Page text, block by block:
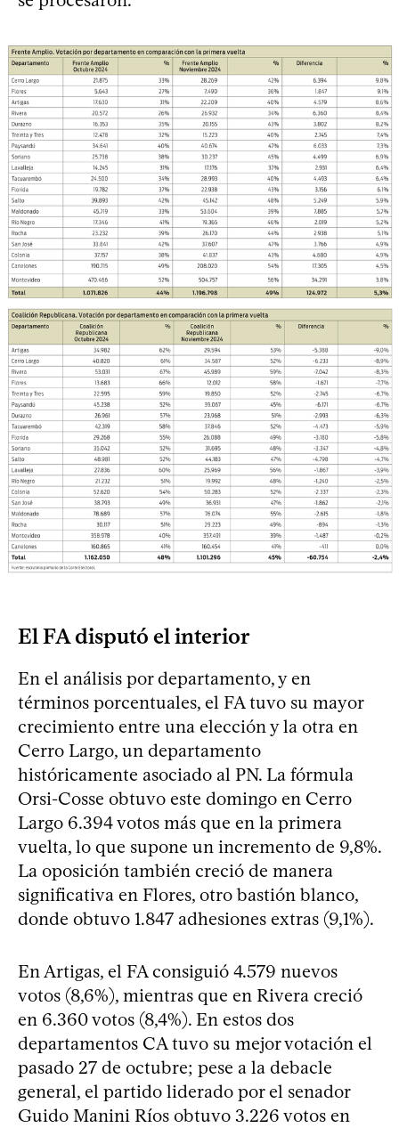
El FA disputó el interior
En el análisis por departamento, y en
términos porcentuales, el FA tuvo su mayor
crecimiento entre una elección y la otra en
Cerro Largo, un departamento
históricamente asociado al PN. La fórmula
Orsi-Cosse obtuvo este domingo en Cerro
Largo 6.394 votos más que en la primera
vuelta, lo que supone un incremento de 9,8%.
La oposición también creció de manera
significativa en Flores, otro bastión blanco,
donde obtuvo 1.847 adhesiones extras (9,1%).
En Artigas, el FA consiguió 4.579 nuevos
votos (8,6%), mientras que en Rivera creció
en 6.360 votos (8,4%). En estos dos
departamentos CA tuvo su mejor votación el
pasado 27 de octubre; pese a la debacle
general, el partido liderado por el senador
Guido Manini Ríos obtuvo 3.226 votos en